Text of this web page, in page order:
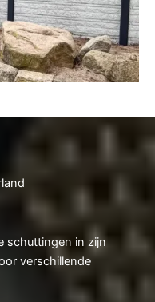
schuttingen in zijn
verschillende